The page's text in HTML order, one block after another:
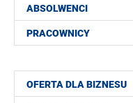
ABSOLWENCI
PRACOWNICY
OFERTA DLA BIZNESU